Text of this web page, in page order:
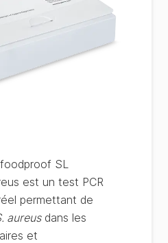
SL
est un test PCR
permettant de
aureusdans les
et